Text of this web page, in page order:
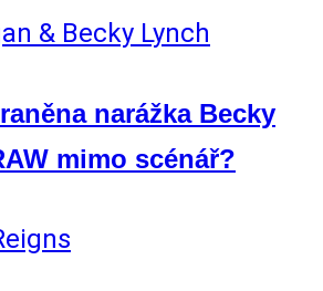
narážka Becky
mimo scénář?